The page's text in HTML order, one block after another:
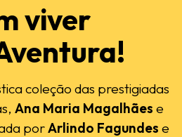
viver
coleção das prestigiadas
Ana Maria Magalhães e
porArlindo Fagundes e